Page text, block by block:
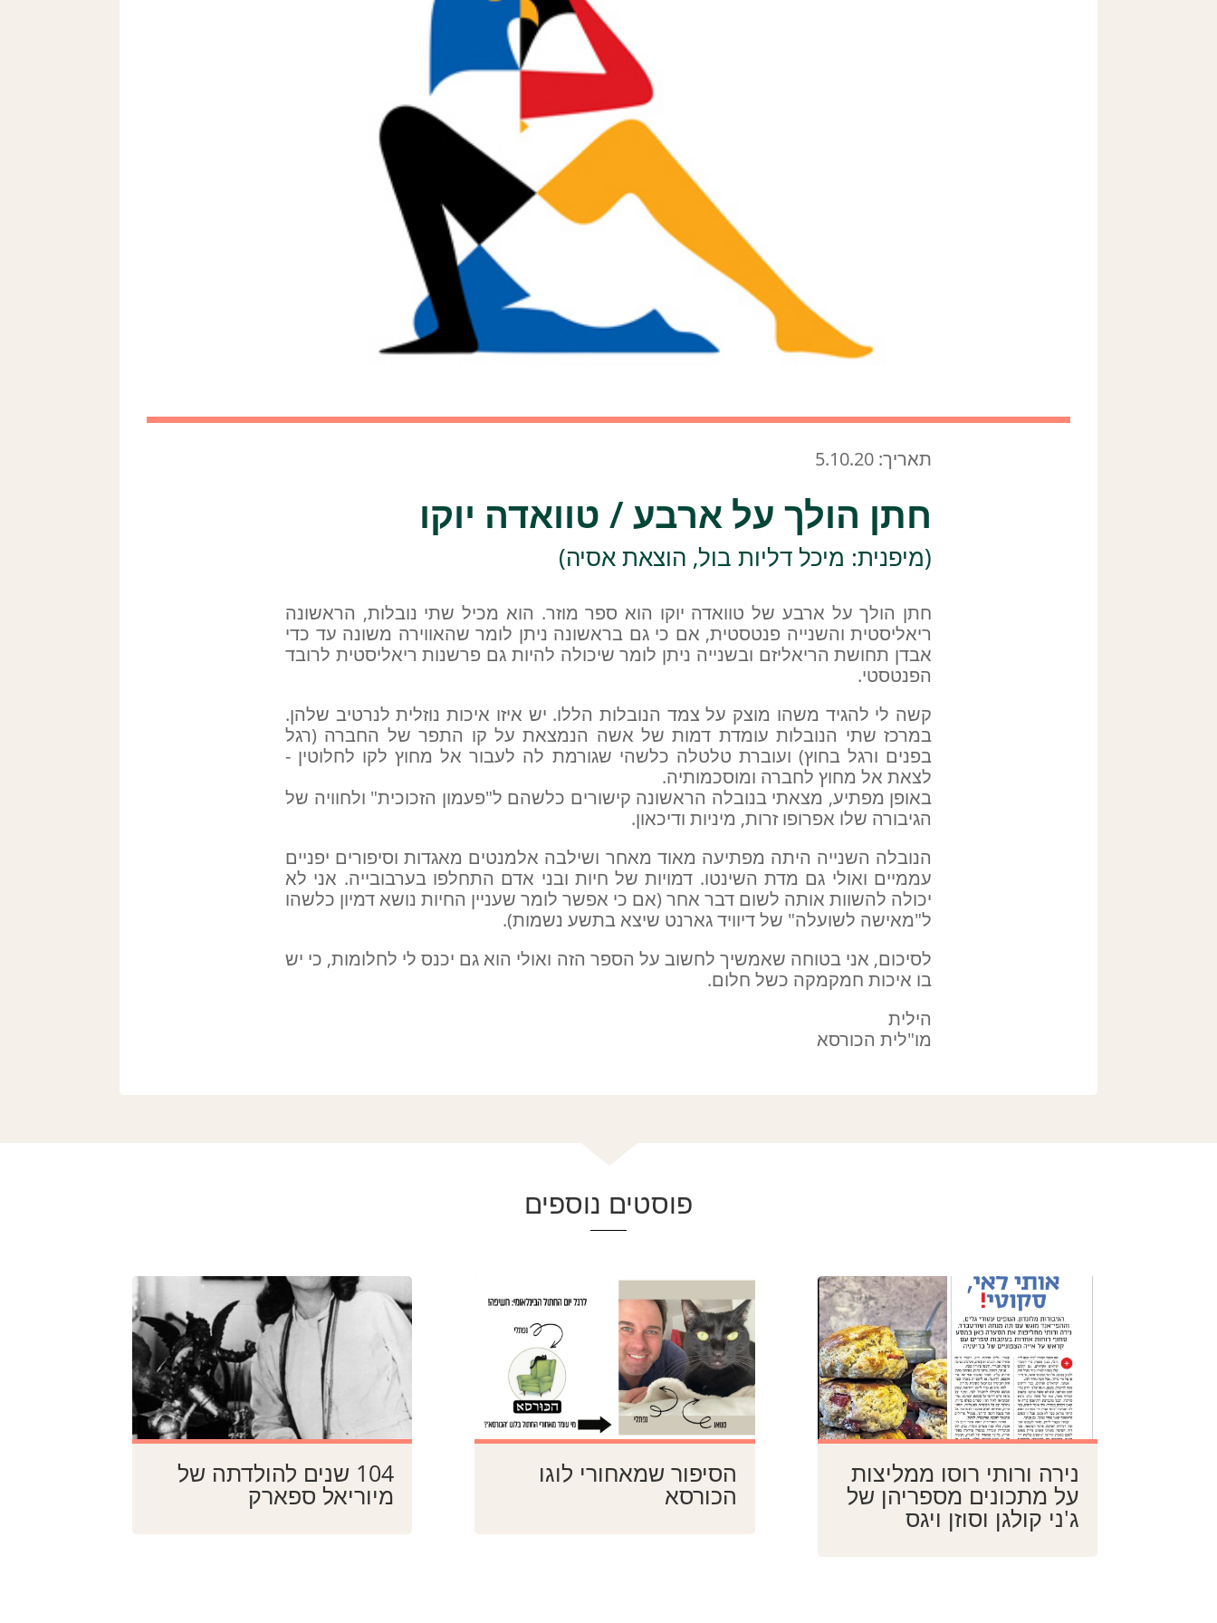
תאריך: 5.10.20
חתן הולך על ארבע / טוואדה יוקו
(מיפנית: מיכל דליות בול, הוצאת אסיה)
חתן הולך על ארבע של טוואדה יוקו הוא ספר מוזר. הוא מכיל שתי נובלות, הראשונה
ריאליסטית והשנייה פנטסטית, אם כי גם בראשונה ניתן לומר שהאווירה משונה עד כדי
אבדן תחושת הריאליזם ובשנייה ניתן לומר שיכולה להיות גם פרשנות ריאליסטית לרובד
הפנטסטי.
קשה לי להגיד משהו מוצק על צמד הנובלות הללו. יש איזו איכות נוזלית לנרטיב שלהן.
במרכז שתי הנובלות עומדת דמות של אשה הנמצאת על קו התפר של החברה (רגל
בפנים ורגל בחוץ) ועוברת טלטלה כלשהי שגורמת לה לעבור אל מחוץ לקו לחלוטין -
לצאת אל מחוץ לחברה ומוסכמותיה.
באופן מפתיע, מצאתי בנובלה הראשונה קישורים כלשהם ל"פעמון הזכוכית" ולחוויה של
הגיבורה שלו אפרופו זרות, מיניות ודיכאון.
הנובלה השנייה היתה מפתיעה מאוד מאחר ושילבה אלמנטים מאגדות וסיפורים יפניים
עממיים ואולי גם מדת השינטו. דמויות של חיות ובני אדם התחלפו בערבובייה. אני לא
יכולה להשוות אותה לשום דבר אחר (אם כי אפשר לומר שעניין החיות נושא דמיון כלשהו
ל"מאישה לשועלה" של דיוויד גארנט שיצא בתשע נשמות).
לסיכום, אני בטוחה שאמשיך לחשוב על הספר הזה ואולי הוא גם יכנס לי לחלומות, כי יש
בו איכות חמקמקה כשל חלום.
הילית
מו"לית הכורסא
פוסטים נוספים
נירה ורותי רוסו ממליצות
על מתכונים מספריהן של
ג'ני קולגן וסוזן ויגס
הסיפור שמאחורי לוגו
הכורסא
104 שנים להולדתה של
מיוריאל ספארק